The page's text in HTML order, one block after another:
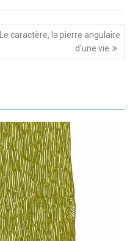
Le caractère, la pierre angulaire
d’une vie